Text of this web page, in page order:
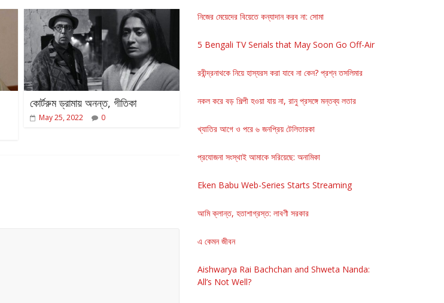
কোর্টরুম ড্রামায় অনন্ত, গীতিকা
May 25, 2022 0
নিজের মেয়েদের বিয়েতে কন্যাদান করব না: সোমা
5 Bengali TV Serials that May Soon Go Off-Air
রবীন্দ্রনাথকে নিয়ে হাস্যরস করা যাবে না কেন? প্রশ্ন তসলিমার
নকল করে বড় শিল্পী হওয়া যায় না, রানু প্রসঙ্গে মন্তব্য লতার
খ্যাতির আগে ও পরে ৬ জনপ্রিয় টেলিতারকা
প্রযোজনা সংস্থাই আমাকে সরিয়েছে: অনামিকা
Eken Babu Web-Series Starts Streaming
আমি ক্লান্ত, হতাশাগ্রস্ত: লাবণী সরকার
এ কেমন জীবন
Aishwarya Rai Bachchan and Shweta Nanda:
All’s Not Well?